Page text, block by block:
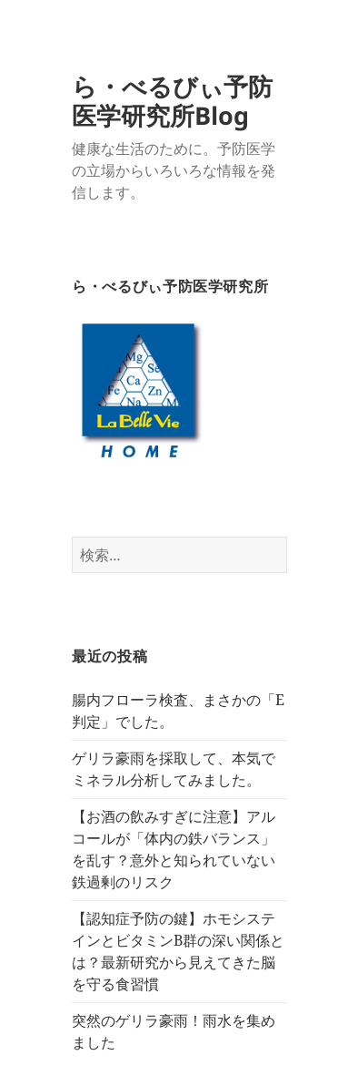
ら・べるびぃ予防
医学研究所Blog
健康な生活のために。予防医学
の立場からいろいろな情報を発
信します。
ら・べるびぃ予防医学研究所
検
索:
最近の投稿
腸内フローラ検査、まさかの「E
判定」でした。
ゲリラ豪雨を採取して、本気で
ミネラル分析してみました。
【お酒の飲みすぎに注意】アル
コールが「体内の鉄バランス」
を乱す？意外と知られていない
鉄過剰のリスク
【認知症予防の鍵】ホモシステ
インとビタミンB群の深い関係と
は？最新研究から見えてきた脳
を守る食習慣
突然のゲリラ豪雨！雨水を集め
ました